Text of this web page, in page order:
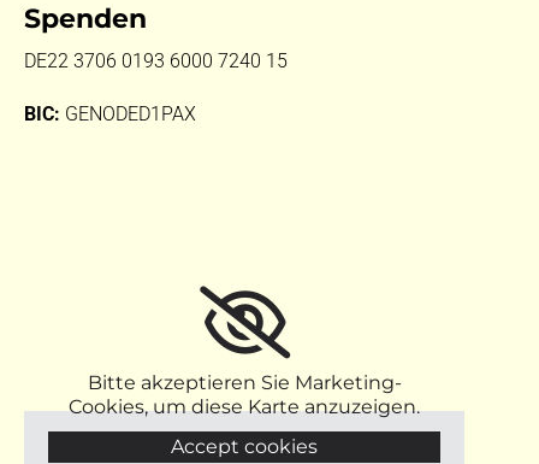
Spenden
DE22 3706 0193 6000 7240 15
BIC: GENODED1PAX
Bitte akzeptieren Sie Marketing-
Cookies, um diese Karte anzuzeigen.
Accept cookies